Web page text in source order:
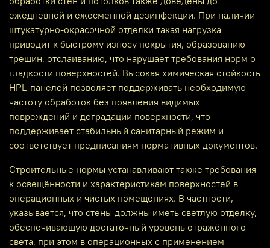
ежедневной и ежесменной дезинфекции. При наличии
штукатурно‑окрасочной отделки такая нагрузка
приводит к быстрому износу покрытия, образованию
трещин, отслаиванию, что нарушает требования норм о
гладкости поверхностей. Высокая химическая стойкость
HPL‑панелей позволяет поддерживать необходимую
частоту обработок без появления видимых
повреждений и деградации поверхности, что
поддерживает стабильный санитарный режим и
соответствует предписаниям нормативных документов.
Строительные нормы устанавливают также требования
к освещённости и характеристикам поверхностей в
операционных и чистых помещениях. В частности,
указывается, что стены должны иметь светлую отделку,
обеспечивающую достаточный уровень отражённого
света, при этом в операционных с применением